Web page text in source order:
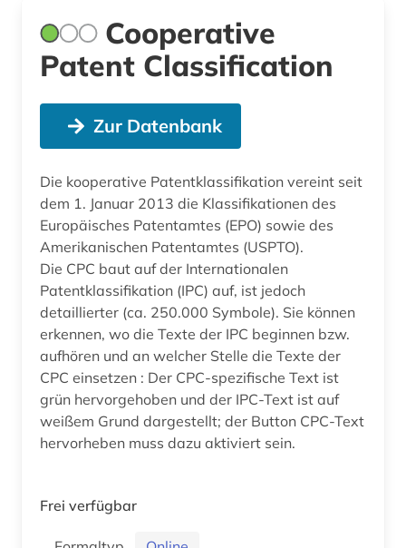
Cooperative
Patent Classification
Zur Datenbank
Die kooperative Patentklassifikation vereint seit
dem 1. Januar 2013 die Klassifikationen des
Europäisches Patentamtes (EPO) sowie des
Amerikanischen Patentamtes (USPTO).
Die CPC baut auf der Internationalen
Patentklassifikation (IPC) auf, ist jedoch
detaillierter (ca. 250.000 Symbole). Sie können
erkennen, wo die Texte der IPC beginnen bzw.
aufhören und an welcher Stelle die Texte der
CPC einsetzen : Der CPC-spezifische Text ist
grün hervorgehoben und der IPC-Text ist auf
weißem Grund dargestellt; der Button CPC-Text
hervorheben muss dazu aktiviert sein.
Frei verfügbar